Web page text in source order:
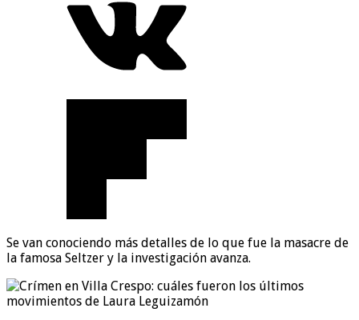
Se van conociendo más detalles de lo que fue la masacre de
la famosa Seltzer y la investigación avanza.